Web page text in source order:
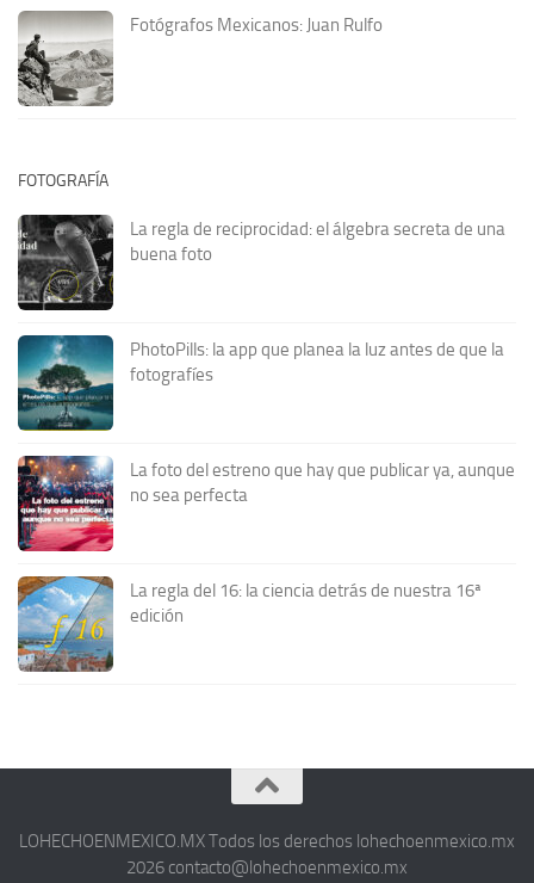
Fotógrafos Mexicanos: Juan Rulfo
FOTOGRAFÍA
La regla de reciprocidad: el álgebra secreta de una
buena foto
PhotoPills: la app que planea la luz antes de que la
fotografíes
La foto del estreno que hay que publicar ya, aunque
no sea perfecta
La regla del 16: la ciencia detrás de nuestra 16ª
edición
LOHECHOENMEXICO.MX Todos los derechos lohechoenmexico.mx
2026 contacto@lohechoenmexico.mx